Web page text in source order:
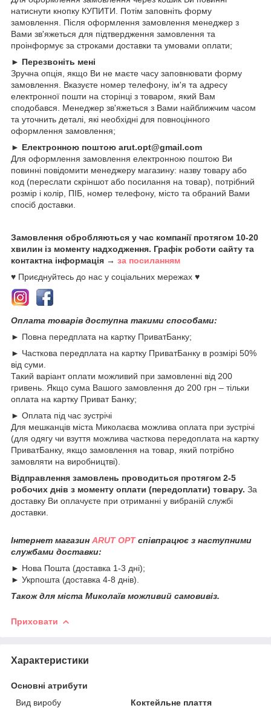
натиснути кнопку КУПИТИ. Потім заповніть форму
замовлення. Після оформлення замовлення менеджер з
Вами зв'яжеться для підтвердження замовлення та
проінформує за строками доставки та умовами оплати;
► Перезвоніть мені
Зручна опція, якщо Ви не маєте часу заповнювати форму
замовлення. Вказуєте номер телефону, ім'я та адресу
електронної пошти на сторінці з товаром, який Вам
сподобався. Менеджер зв'яжеться з Вами найближчим часом
та уточнить деталі, які необхідні для повноцінного
оформлення замовлення;
► Електронною поштою arut.opt@gmail.com
Для оформлення замовлення електронною поштою Ви
повинні повідомити менеджеру магазину: назву товару або
код (переслати скріншот або посилання на товар), потрібний
розмір і колір, ПІБ, номер телефону, місто та обраний Вами
спосіб доставки.
Замовлення обробляються у час компанії протягом 10-20
хвилин із моменту надходження. Графік роботи сайту та
контактна інформація → за посиланням
♥ Приєднуйтесь до нас у соціальних мережах ♥
Оплата товарів доступна такими способами:
► Повна передплата на картку ПриватБанку;
► Часткова передплата на картку ПриватБанку в розмірі 50%
від суми.
Такий варіант оплати можливий при замовленні від 200
гривень. Якщо сума Вашого замовлення до 200 грн – тільки
оплата на картку Приват Банку;
► Оплата під час зустрічі
Для мешканців міста Миколаєва можлива оплата при зустрічі
(для одягу чи взуття можлива часткова передоплата на картку
ПриватБанку, якщо замовлення на товар, який потрібно
замовляти на виробництві).
Відправлення замовлень проводиться протягом 2-5
робочих днів з моменту оплати (передоплати) товару. За
доставку Ви оплачуєте при отриманні у вибраній службі
доставки.
Інтернет магазин ARUT OPTспівпрацює з наступними
службами доставки:
► Нова Пошта (доставка 1-3 дні);
► Укрпошта (доставка 4-8 днів).
Також для міста Миколаїв можливий самовивіз.
Приховати
Характеристики
Основні атрибути
Вид виробу
Коктейльне плаття